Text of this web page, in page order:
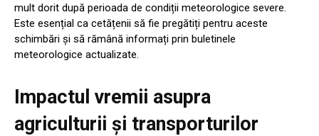
mult dorit după perioada de condiții meteorologice severe.
Este esențial ca cetățenii să fie pregătiți pentru aceste
schimbări și să rămână informați prin buletinele
meteorologice actualizate.
Impactul vremii asupra
agriculturii și transporturilor